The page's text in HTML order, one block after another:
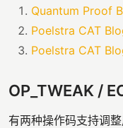
Quantum Proof
Poelstra CAT
Poelstra CAT
OP_TWEAK /
有两种操作码支持调